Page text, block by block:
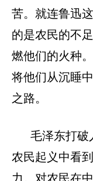
苦。就连鲁迅
的是农民的不
燃他们的火种
将他们从沉睡
之路。
毛泽东打破
农民起义中看
力。对农民在